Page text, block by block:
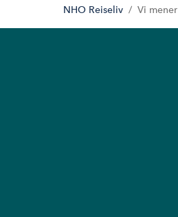
NHO Reiseliv Vi mener